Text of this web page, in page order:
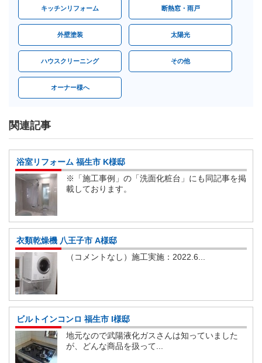
キッチンリフォーム 断熱窓・雨戸
外壁塗装 太陽光
ハウスクリーニング その他
オーナー様へ
関連記事
浴室リフォーム 福生市 K様邸
※「施工事例」の「洗面化粧台」にも同記事を掲
載しております。
衣類乾燥機 八王子市 A様邸
（コメントなし）施工実施：2022.6...
ビルトインコンロ 福生市 I様邸
地元なので武陽液化ガスさんは知っていました
が、どんな商品を扱って...